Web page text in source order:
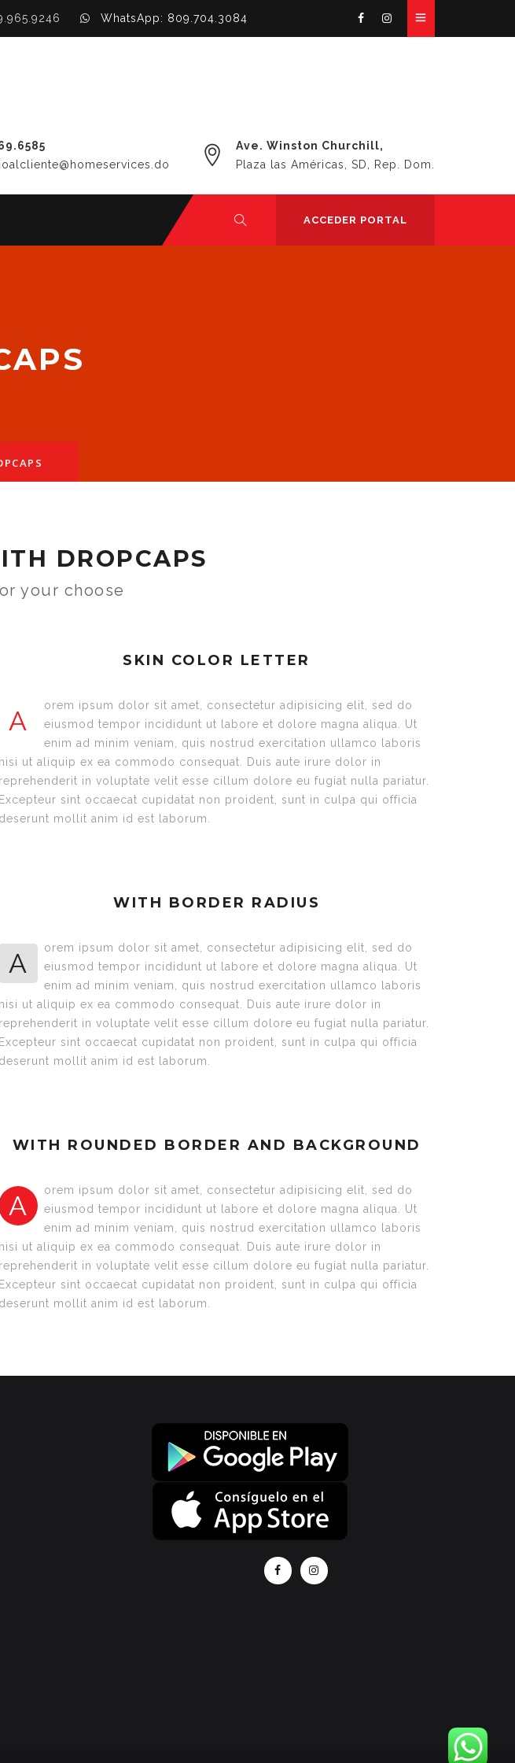
WhatsApp: 809.704.3084
Ave. Winston Churchill,
Plaza las Américas, SD, Rep. Dom.
ACCEDER PORTAL
DROPCAPS
your choose
SKIN COLOR LETTER
A
orem ipsum dolor sit amet, consectetur adipisicing elit, sed do
eiusmod tempor incididunt ut labore et dolore magna aliqua. Ut
enim ad minim veniam, quis nostrud exercitation ullamco laboris
nisi ut aliquip ex ea commodo consequat. Duis aute irure dolor in
reprehenderit in voluptate velit esse cillum dolore eu fugiat nulla pariatur.
Excepteur sint occaecat cupidatat non proident, sunt in culpa qui officia
deserunt mollit anim id est laborum.
WITH BORDER RADIUS
A
orem ipsum dolor sit amet, consectetur adipisicing elit, sed do
eiusmod tempor incididunt ut labore et dolore magna aliqua. Ut
enim ad minim veniam, quis nostrud exercitation ullamco laboris
nisi ut aliquip ex ea commodo consequat. Duis aute irure dolor in
reprehenderit in voluptate velit esse cillum dolore eu fugiat nulla pariatur.
Excepteur sint occaecat cupidatat non proident, sunt in culpa qui officia
deserunt mollit anim id est laborum.
WITH ROUNDED BORDER AND BACKGROUND
A
orem ipsum dolor sit amet, consectetur adipisicing elit, sed do
eiusmod tempor incididunt ut labore et dolore magna aliqua. Ut
enim ad minim veniam, quis nostrud exercitation ullamco laboris
nisi ut aliquip ex ea commodo consequat. Duis aute irure dolor in
reprehenderit in voluptate velit esse cillum dolore eu fugiat nulla pariatur.
Excepteur sint occaecat cupidatat non proident, sunt in culpa qui officia
deserunt mollit anim id est laborum.